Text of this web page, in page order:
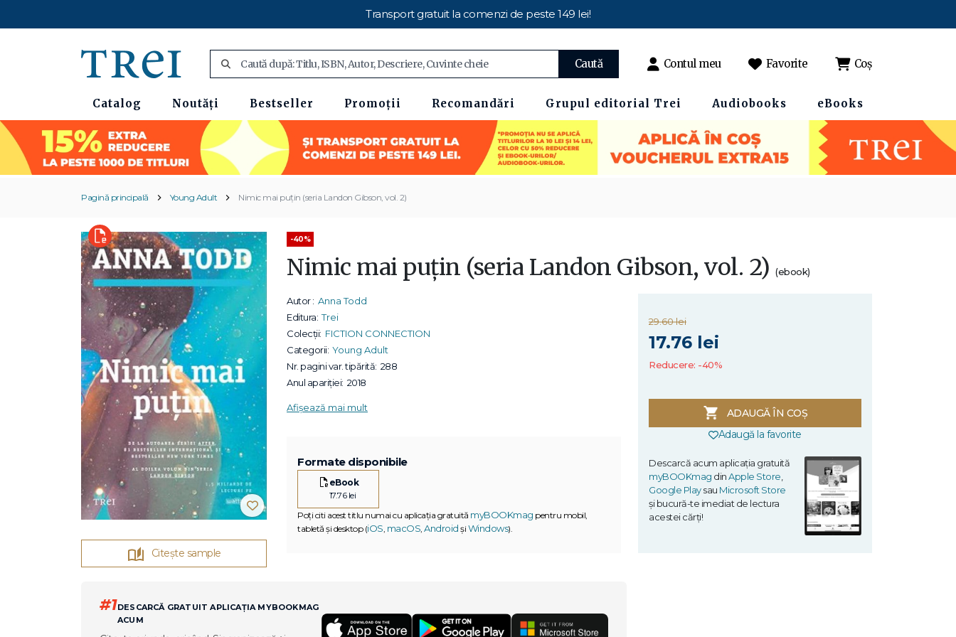
Transport gratuit la comenzi de peste 149 lei!
Caută Contul meu Favorite Coș
Catalog Noutăți Bestseller Promoții Recomandări Grupul editorial Trei Audiobooks eBooks
Pagină principală Young Adult Nimic mai puțin (seria Landon Gibson, vol. 2)
Citește sample
-40%
Nimic mai puțin (seria Landon Gibson, vol. 2) (ebook)
Autor : Anna Todd
Editura: Trei
Colecții: FICTION CONNECTION
Categorii: Young Adult
Nr. pagini var. tipărită: 288
Anul apariției: 2018
Afișează mai mult
Formate disponibile
eBook
17.76 lei
Poți citi acest titlu numai cu aplicația gratuită myBOOKmag pentru mobil,
tabletă și desktop (iOS macOS Android și Windows).
29.60 lei
17.76 lei
Reducere: -40%
ADAUGĂ ÎN COȘ
Adaugă la favorite
Descarcă acum aplicația gratuită
myBOOKmag dinApple Store
Google Playsau Microsoft Store
și bucură-te imediat de lectura
acestei cărți!
#1DESCARCĂ GRATUIT APLICAȚIA MYBOOKMAG
ACUM